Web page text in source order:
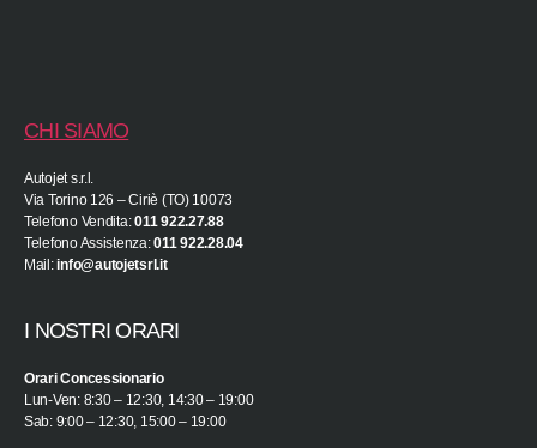
CHI SIAMO
Autojet s.r.l.
Via Torino 126 – Ciriè (TO) 10073
Telefono Vendita:011 922.27.88
Telefono Assistenza:011 922.28.04
Mail:info@autojetsrl.it
I NOSTRI ORARI
Orari Concessionario
Lun-Ven: 8:30 – 12:30, 14:30 – 19:00
Sab: 9:00 – 12:30, 15:00 – 19:00